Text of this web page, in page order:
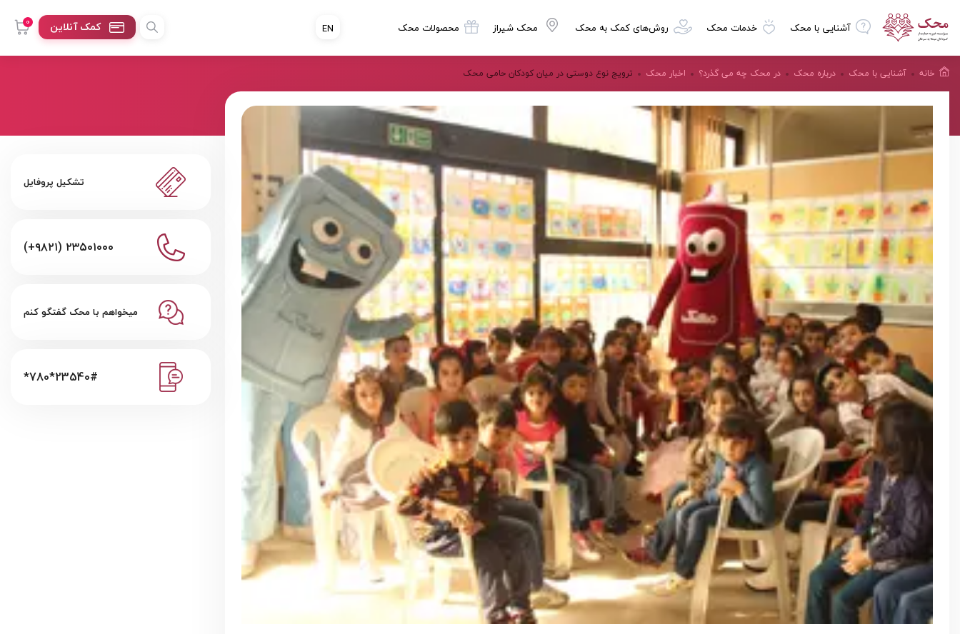
آشنایی با محک خدمات محک روش‌های کمک به محک محک شیراز محصولات محک 0 کمک آنلاین EN
خانه آشنایی با محک درباره محک در محک چه می گذرد؟ اخبار محک ترویج نوع دوستی در میان کودکان حامی محک
تشکیل پروفایل
(+۹۸۲۱) ۲۳۵۰۱۰۰۰
میخواهم با محک گفتگو کنم
*780*23540#